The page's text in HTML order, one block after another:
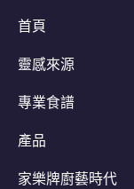
首頁
靈感來源
專業食譜
產品
家樂牌廚藝時代